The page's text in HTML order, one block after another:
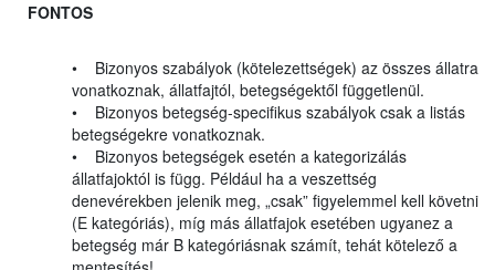
FONTOS
• Bizonyos szabályok (kötelezettségek) az összes állatra
vonatkoznak, állatfajtól, betegségektől függetlenül.
• Bizonyos betegség-specifikus szabályok csak a listás
betegségekre vonatkoznak.
• Bizonyos betegségek esetén a kategorizálás
állatfajoktól is függ. Például ha a veszettség
denevérekben jelenik meg, „csak” figyelemmel kell követni
(E kategóriás), míg más állatfajok esetében ugyanez a
betegség már B kategóriásnak számít, tehát kötelező a